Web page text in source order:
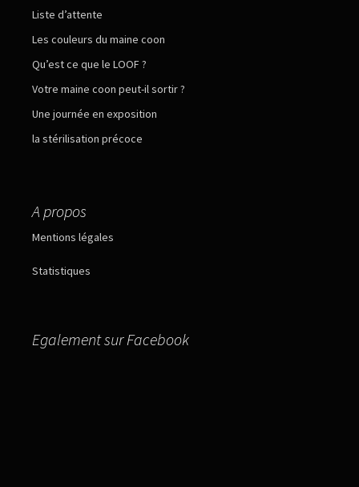
Liste d’attente
Les couleurs du maine coon
Qu’est ce que le LOOF ?
Votre maine coon peut-il sortir ?
Une journée en exposition
la stérilisation précoce
A propos
Mentions légales
Statistiques
Egalement sur Facebook